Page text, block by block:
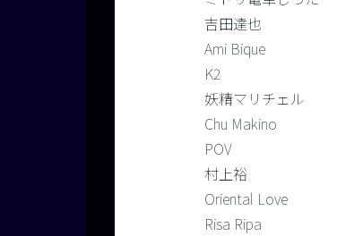
吉田達也
Ami Bique
K2
妖精マリチェル
Chu Makino
POV
村上裕
Oriental Love
Risa Ripa